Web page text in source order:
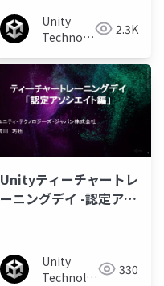
Unity
Technologies 2.3K
Unityティーチャートレ
ーニングデイ -認定アソ
Unity
Technologies 330